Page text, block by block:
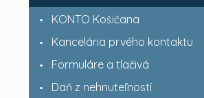
KONTO Košičana
Kancelária prvého kontaktu
Formuláre a tlačivá
Daň z nehnuteľností